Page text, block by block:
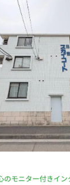
のモニター付きイ